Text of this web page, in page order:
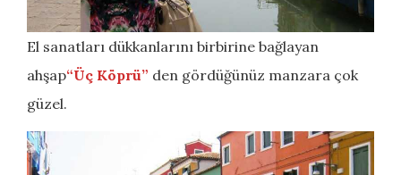
El sanatları dükkanlarını birbirine bağlayan
ahşap“Üç Köprü” den gördüğünüz manzara çok
güzel.